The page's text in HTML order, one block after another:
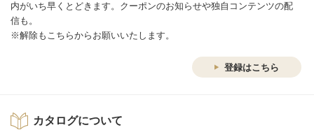
内がいち早くとどきます。クーポンのお知らせや独自コンテンツの配
信も。
※解除もこちらからお願いいたします。
登録はこちら
カタログについて